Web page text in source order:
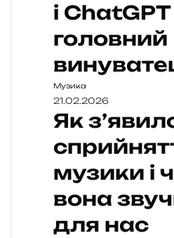
і
головний
Музика
21.02.2026
Як
музики і
вона
для нас